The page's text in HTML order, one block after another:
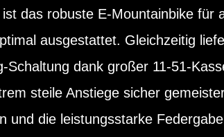
das robuste E-Mountainbike für
ausgestattet. Gleichzeitig
Schaltung dank großer 11-51-
steile Anstiege sicher
und die leistungsstarke